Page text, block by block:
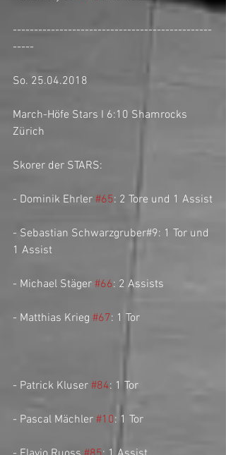
-----------------------------------------------
-----
So. 25.04.2018
March-Höfe Stars I 6:10 Shamrocks
Zürich
Skorer der STARS:
- Dominik Ehrler #65: 2 Tore und 1 Assist
- Sebastian Schwarzgruber#9: 1 Tor und
1 Assist
- Michael Stäger #66: 2 Assists
- Matthias Krieg #67: 1 Tor
- Patrick Kluser #84: 1 Tor
- Pascal Mächler #10: 1 Tor